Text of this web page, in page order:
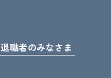
職者のみなさま